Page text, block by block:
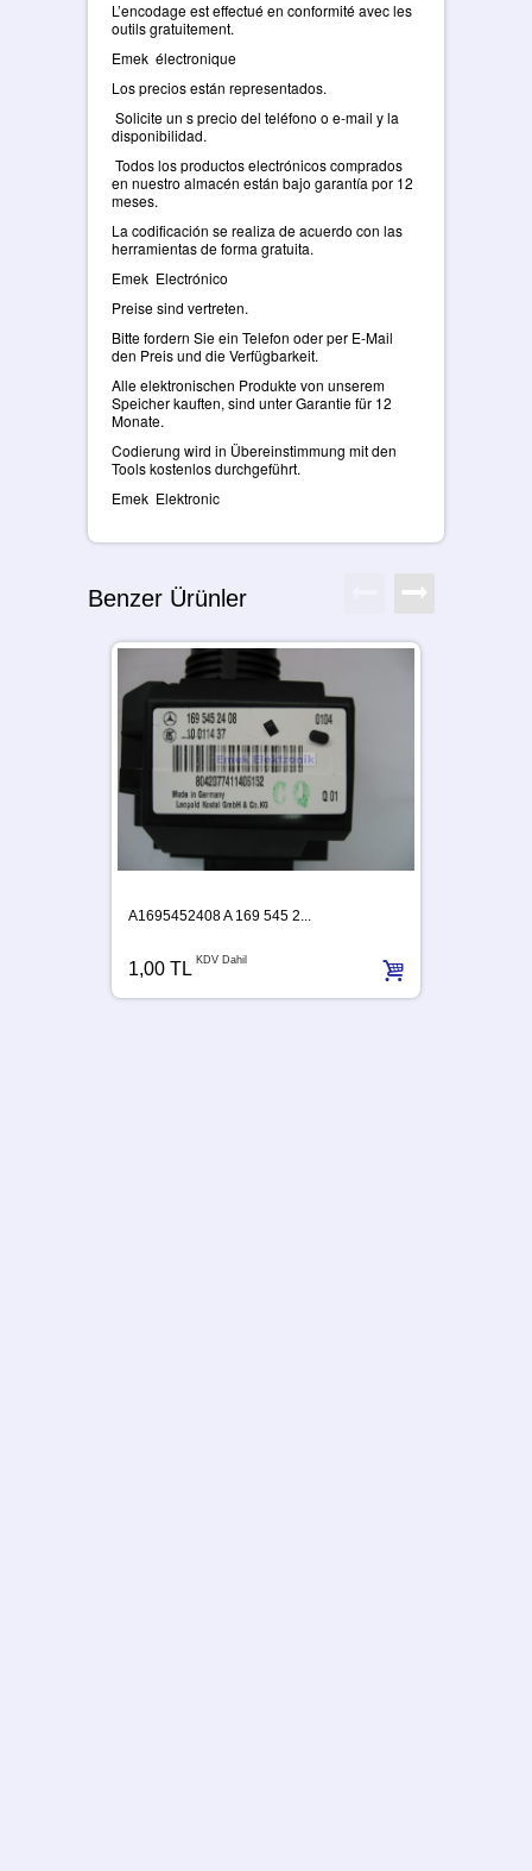
L’encodage est effectué en conformité avec les
outils gratuitement.
Emek électronique
Los precios están representados.
Solicite un s precio del teléfono o e-mail y la
disponibilidad.
Todos los productos electrónicos comprados
en nuestro almacén están bajo garantía por 12
meses.
La codificación se realiza de acuerdo con las
herramientas de forma gratuita.
Emek Electrónico
Preise sind vertreten.
Bitte fordern Sie ein Telefon oder per E-Mail
den Preis und die Verfügbarkeit.
Alle elektronischen Produkte von unserem
Speicher kauften, sind unter Garantie für 12
Monate.
Codierung wird in Übereinstimmung mit den
Tools kostenlos durchgeführt.
Emek Elektronic
Benzer Ürünler
A1695452408 A 169 545 2...
1,00 TL KDV Dahil